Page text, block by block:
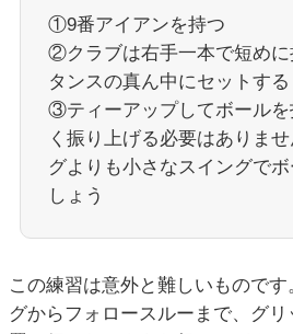
①9番アイアンを持つ
②クラブは右手一本で短めに
タンスの真ん中にセットする
③ティーアップしてボールを
く振り上げる必要はありま
グよりも小さなスイングで
しょう
この練習は意外と難しいもので
グからフォロースルーまで、グ